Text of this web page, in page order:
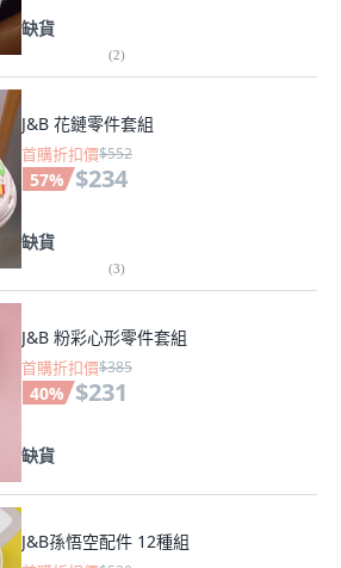
缺貨
(2)
J&B 花鏈零件套組
首購折扣價$552
57% $234
缺貨
(3)
J&B 粉彩心形零件套組
首購折扣價$385
40% $231
缺貨
J&B孫悟空配件 12種組